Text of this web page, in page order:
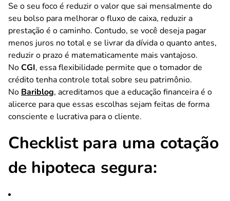
Se o seu foco é reduzir o valor que sai mensalmente do
seu bolso para melhorar o fluxo de caixa, reduzir a
prestação é o caminho. Contudo, se você deseja pagar
menos juros no total e se livrar da dívida o quanto antes,
reduzir o prazo é matematicamente mais vantajoso.
NoCGI, essa flexibilidade permite que o tomador de
crédito tenha controle total sobre seu patrimônio.
NoBariblog, acreditamos que a educação financeira é o
alicerce para que essas escolhas sejam feitas de forma
consciente e lucrativa para o cliente.
Checklist para uma cotação
de hipoteca segura: